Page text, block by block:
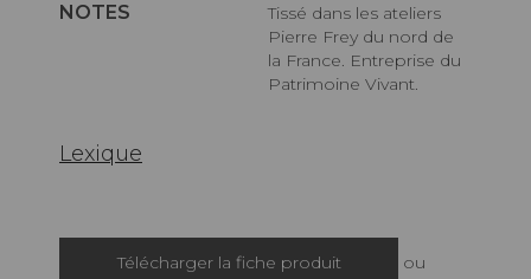
NOTES
Tissé dans les ateliers
Pierre Frey du nord de
la France. Entreprise du
Patrimoine Vivant.
Lexique
Télécharger la fiche produit ou